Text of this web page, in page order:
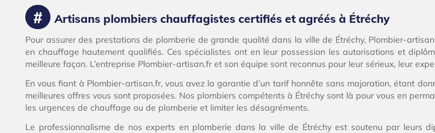
Artisans plombiers chauffagistes certifiés et agréés à Étréchy
Pour assurer des prestations de plomberie de grande qualité dans la ville de Étréchy, Plombier-
en chauffage hautement qualifiés. Ces spécialistes ont en leur possession les autorisations et
meilleure façon. L’entreprise Plombier-artisan.fr et son équipe sont reconnus pour leur sérieux, leur
En vous fiant à Plombier-artisan.fr, vous avez la garantie d’un tarif honnête sans majoration, étant
meilleures offres vous sont proposées. Nos plombiers compétents à Étréchy sont là pour vous en
les urgences de chauffage ou de plomberie et limiter les désagréments.
Le professionnalisme de nos experts en plomberie dans la ville de Étréchy est soutenu par leurs